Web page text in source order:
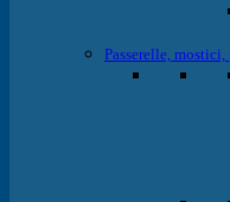
Passerelle,